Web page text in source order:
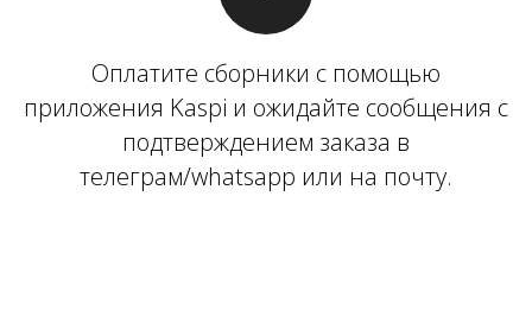
Оплатите сборники с помощью
приложения Kaspi и ожидайте сообщения с
подтверждением заказа в
телеграм/whatsapp или на почту.